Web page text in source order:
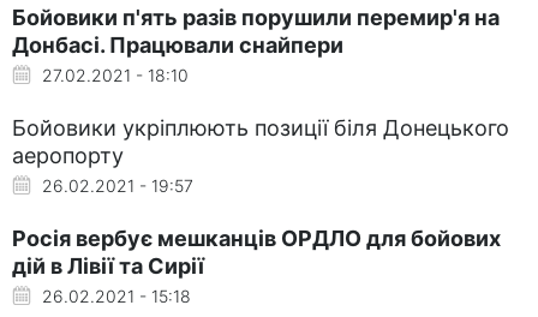
Бойовики п'ять разів порушили перемир'я на
Донбасі. Працювали снайпери
27.02.2021 - 18:10
Бойовики укріплюють позиції біля Донецького
аеропорту
26.02.2021 - 19:57
Росія вербує мешканців ОРДЛО для бойових
дій в Лівії та Сирії
26.02.2021 - 15:18